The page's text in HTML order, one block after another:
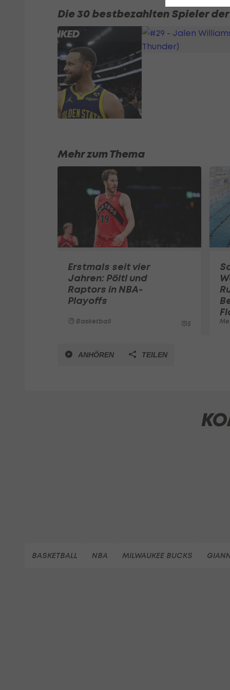
Die 30 bestbezahlten Spieler der
Mehr zum Thema
Erstmals seit vier
Jahren: Pöltl und
Raptors in NBA-
Playoffs
Basketball 5
ANHÖREN TEILEN
BASKETBALL NBA MILWAUKEE BUCKS